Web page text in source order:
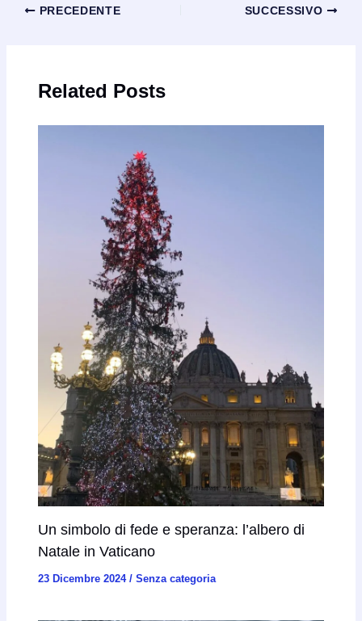
Navigazione
PRECEDENTE SUCCESSIVO
Related Posts
Un simbolo di fede e speranza: l’albero di
Natale in Vaticano
23 Dicembre 2024/Senza categoria